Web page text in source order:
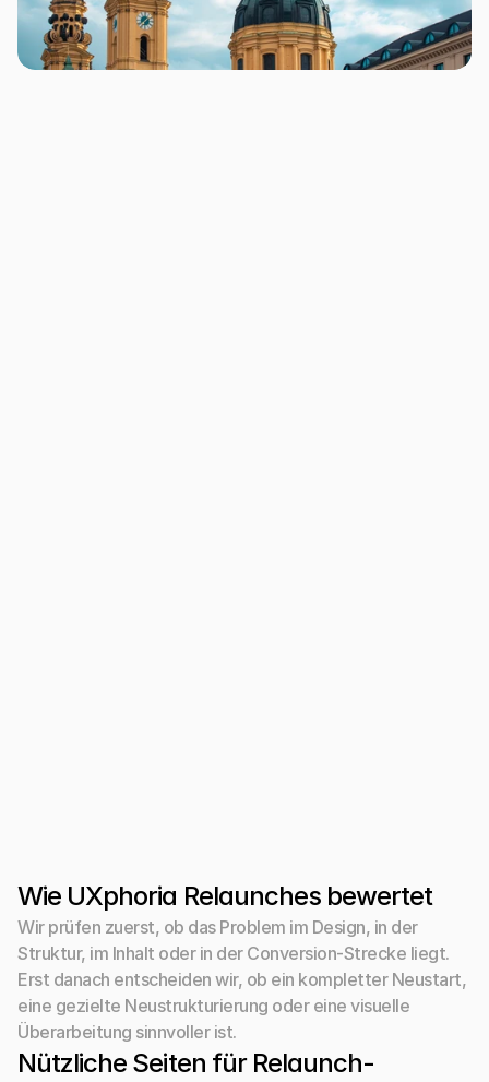
Wie UXphoria Relaunches bewertet
Wir prüfen zuerst, ob das Problem im Design, in der
Struktur, im Inhalt oder in der Conversion-Strecke liegt.
Erst danach entscheiden wir, ob ein kompletter Neustart,
eine gezielte Neustrukturierung oder eine visuelle
Überarbeitung sinnvoller ist.
Nützliche Seiten für Relaunch-